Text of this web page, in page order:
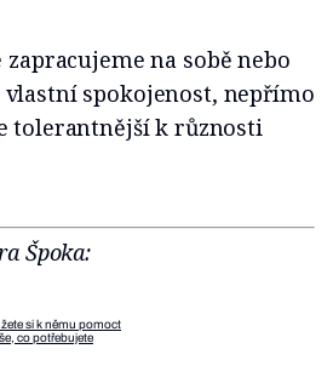
na sobě nebo
spokojenost, nepřímo
tolerantnější k různosti
Špoka:
si k němu pomoct
co potřebujete